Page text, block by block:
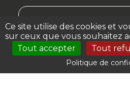
Ce site utilise des cookies et
sur ceux que vous souhaitez
Tout accepter
Tout
Politique de
Votre espace